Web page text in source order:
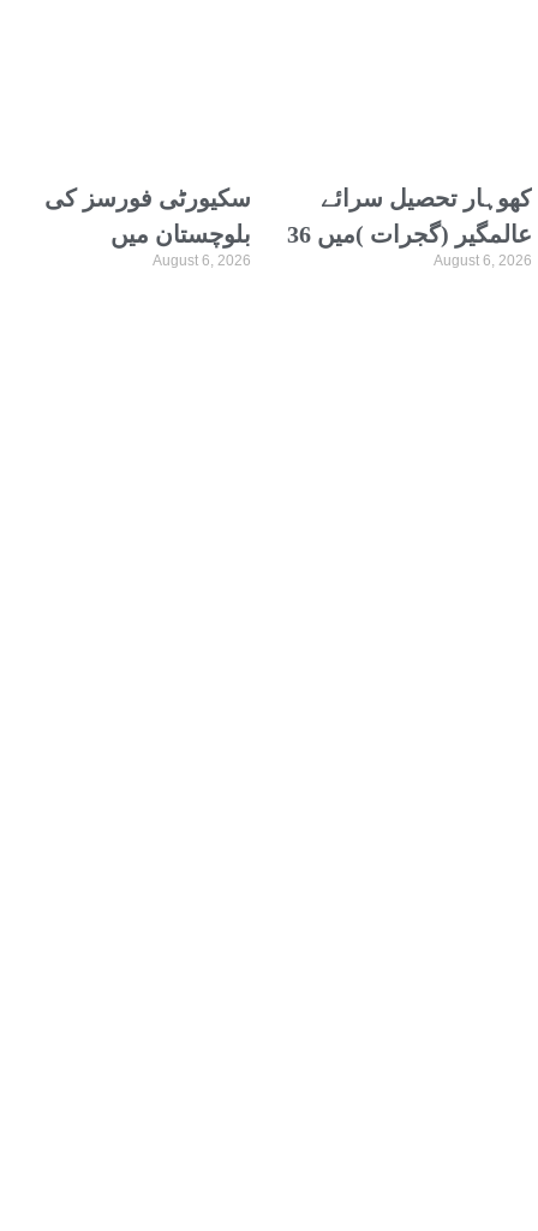
سکیورٹی فورسز کی
بلوچستان میں
August 6, 2026
کھوہار تحصیل سرائے
عالمگیر (گجرات )میں 36
ویں سالانہ عظیم الشان
August 6, 2026